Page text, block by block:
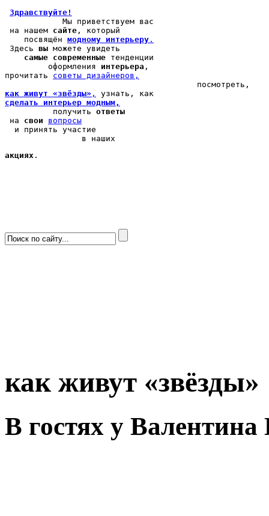
Здравствуйте!
            Мы
приветствуем вас
на нашем сайте , который
    посвящён
модному интерьеру .
Здесь вы можете увидеть
самые современные тенденции
         оформления
интерьера ,
прочитать cоветы дизайнеров,
как живут «звёзды» ,
сделать интерьер модным,
          получить
ответы
на свои
вопросы
  и принять участие
                в наших
акциях .
как живут «звёзды»
В гостях у